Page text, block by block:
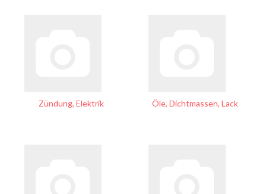
Zündung, Elektrik Öle, Dichtmassen, Lack